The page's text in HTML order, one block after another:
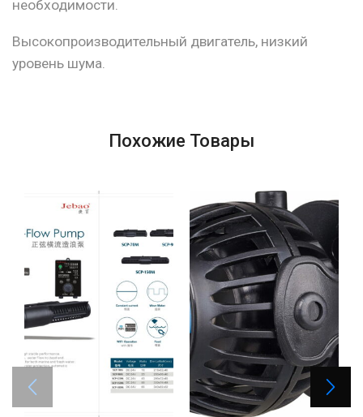
необходимости.
Высокопроизводительный двигатель, низкий
уровень шума.
Похожие Товары